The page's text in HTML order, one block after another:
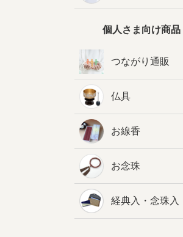
個人さま向け商品
つながり通販
仏具
お線香
お念珠
経典入・念珠入